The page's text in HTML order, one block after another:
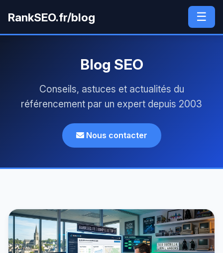
RankSEO.fr/blog ☰
Blog SEO
Conseils, astuces et actualités du
référencement par un expert depuis 2003
Nous contacter